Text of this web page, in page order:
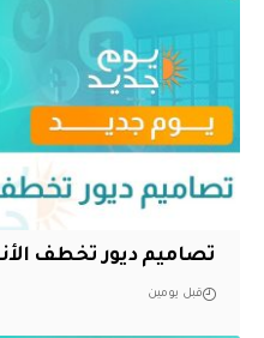
تصاميم ديور تخطف
قبل يومين